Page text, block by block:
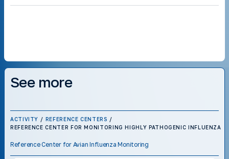
See more
ACTIVITY / REFERENCE CENTERS /
REFERENCE CENTER FOR MONITORING HIGHLY PATHOGENIC INFLUENZA
Reference Center for Avian Influenza Monitoring